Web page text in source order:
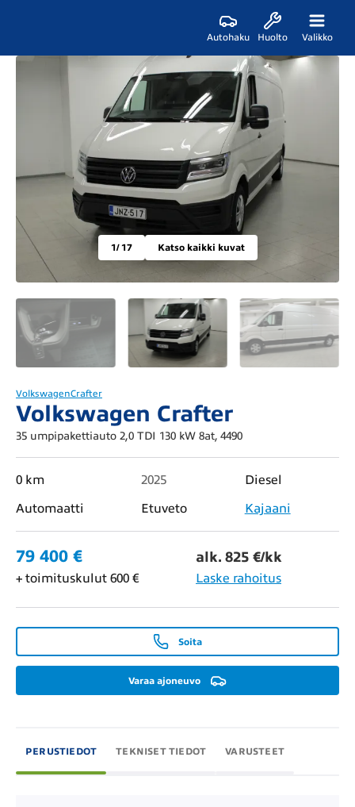
Autohaku Huolto Valikko
1/ 17 Katso kaikki kuvat
VolkswagenCrafter
Volkswagen Crafter
35 umpipakettiauto 2,0 TDI 130 kW 8at, 4490
0 km 2025
Diesel
Automaatti
Etuveto Kajaani
79 400 € alk. 825 €/kk
+ toimituskulut 600 € Laske rahoitus
Soita
Varaa ajoneuvo
PERUSTIEDOT TEKNISET TIEDOT VARUSTEET